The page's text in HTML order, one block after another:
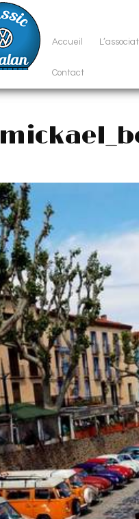
Accueil
Contact